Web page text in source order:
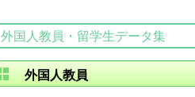
外国人教員・留学生データ集
外国人教員